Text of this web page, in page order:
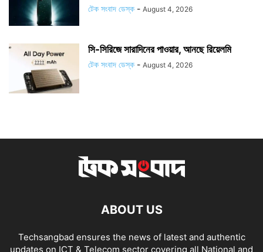
টেক সংবাদ ডেস্ক - August 4, 2026
সি-সিরিজে সারাদিনের পাওয়ার, আনছে রিয়েলমি
টেক সংবাদ ডেস্ক - August 4, 2026
ABOUT US
Techsangbad ensures the news of latest and authentic
updates on ICT & Telecom sector covering all National and